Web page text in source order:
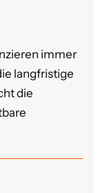
immer
langfristige
die